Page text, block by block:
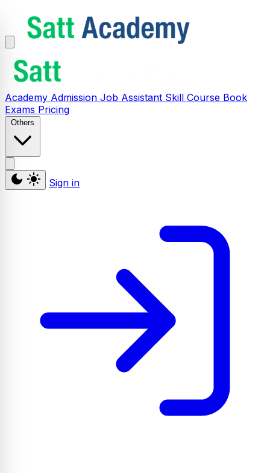
Academy Admission Job Assistant Skill Course Book
Exams Pricing
Others
Sign in